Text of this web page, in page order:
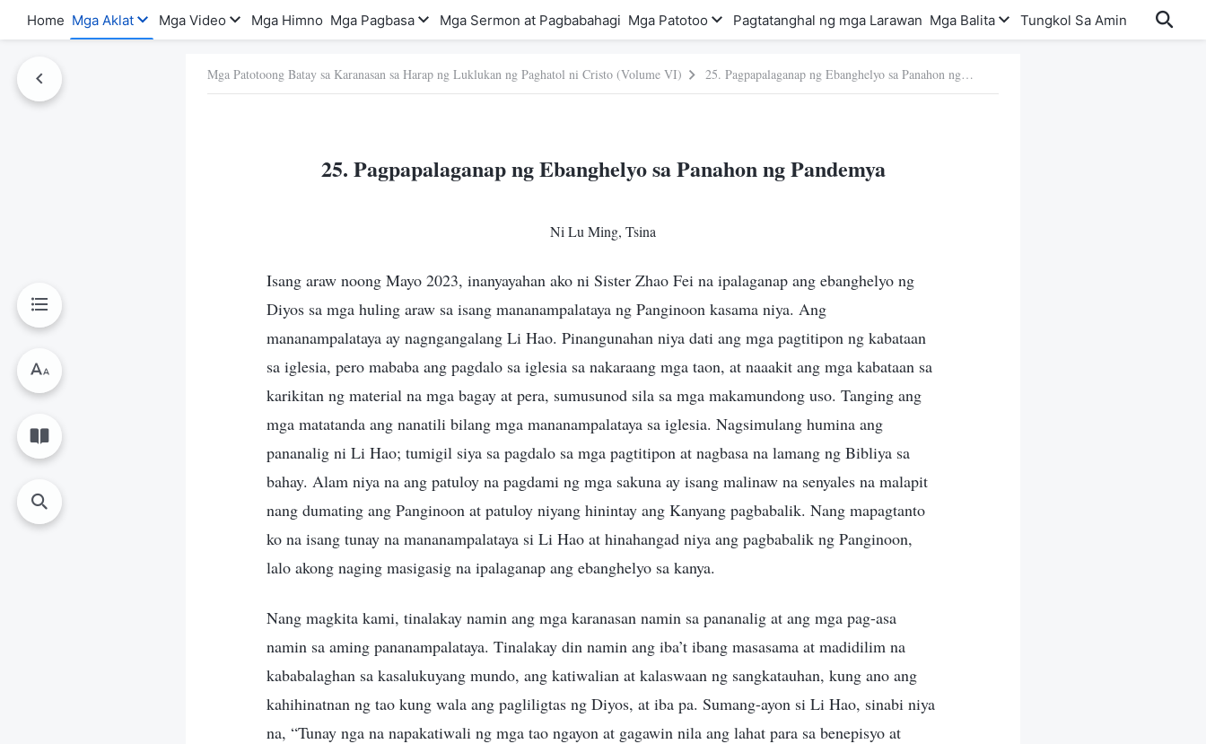
Home Mga Aklat Mga Video Mga Himno Mga Pagbasa Mga Sermon at Pagbabahagi Mga Patotoo Pagtatanghal ng mga Larawan Mga Balita Tungkol Sa Amin
Mga Patotoong Batay sa Karanasan sa Harap ng Luklukan ng Paghatol ni Cristo (Volume VI) 25. Pagpapalaganap ng Ebanghelyo sa Panahon ng Pandemya
25. Pagpapalaganap ng Ebanghelyo sa Panahon ng Pandemya
Ni Lu Ming, Tsina
Isang araw noong Mayo 2023, inanyayahan ako ni Sister Zhao Fei na ipalaganap ang ebanghelyo ng
Diyos sa mga huling araw sa isang mananampalataya ng Panginoon kasama niya. Ang
mananampalataya ay nagngangalang Li Hao. Pinangunahan niya dati ang mga pagtitipon ng kabataan
sa iglesia, pero mababa ang pagdalo sa iglesia sa nakaraang mga taon, at naaakit ang mga kabataan sa
karikitan ng material na mga bagay at pera, sumusunod sila sa mga makamundong uso. Tanging ang
mga matatanda ang nanatili bilang mga mananampalataya sa iglesia. Nagsimulang humina ang
pananalig ni Li Hao; tumigil siya sa pagdalo sa mga pagtitipon at nagbasa na lamang ng Bibliya sa
bahay. Alam niya na ang patuloy na pagdami ng mga sakuna ay isang malinaw na senyales na malapit
nang dumating ang Panginoon at patuloy niyang hinintay ang Kanyang pagbabalik. Nang mapagtanto
ko na isang tunay na mananampalataya si Li Hao at hinahangad niya ang pagbabalik ng Panginoon,
lalo akong naging masigasig na ipalaganap ang ebanghelyo sa kanya.
Nang magkita kami, tinalakay namin ang mga karanasan namin sa pananalig at ang mga pag-asa
namin sa aming pananampalataya. Tinalakay din namin ang iba’t ibang masasama at madidilim na
kababalaghan sa kasalukuyang mundo, ang katiwalian at kalaswaan ng sangkatauhan, kung ano ang
kahihinatnan ng tao kung wala ang pagliligtas ng Diyos, at iba pa. Sumang-ayon si Li Hao, sinabi niya
na, “Tunay nga na napakatiwali ng mga tao ngayon at gagawin nila ang lahat para sa benepisyo at